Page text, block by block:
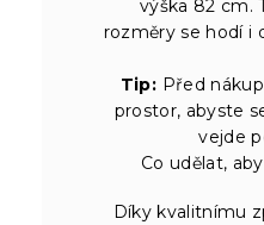
výška 82 cm.
rozměry se hodí i
Tip: Před
prostor, abyste
vejde
Co udělat,
Díky kvalitnímu